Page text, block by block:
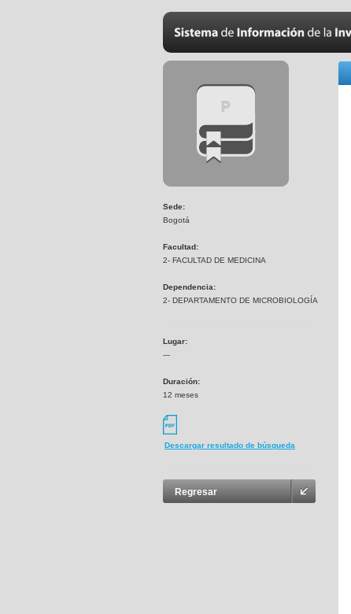
Sede:
Bogotá
Facultad:
2- FACULTAD DE MEDICINA
Dependencia:
2- DEPARTAMENTO DE MICROBIOLOGÍA
Lugar:
---
Duración:
12 meses
Descargar resultado de búsqueda
Regresar